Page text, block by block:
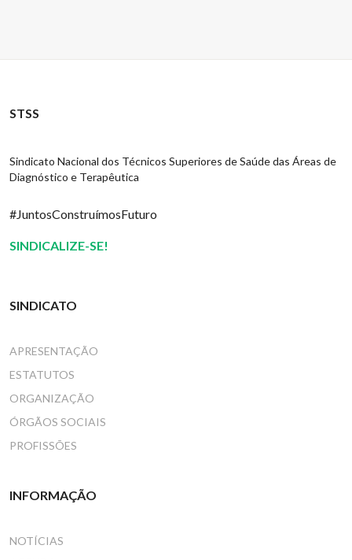
STSS
Sindicato Nacional dos Técnicos Superiores de Saúde das Áreas de
Diagnóstico e Terapêutica
#JuntosConstruímosFuturo
SINDICALIZE-SE!
SINDICATO
APRESENTAÇÃO
ESTATUTOS
ORGANIZAÇÃO
ÓRGÃOS SOCIAIS
PROFISSÕES
INFORMAÇÃO
NOTÍCIAS